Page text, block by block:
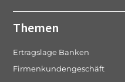
Themen
Ertragslage Banken
Firmenkundengeschäft